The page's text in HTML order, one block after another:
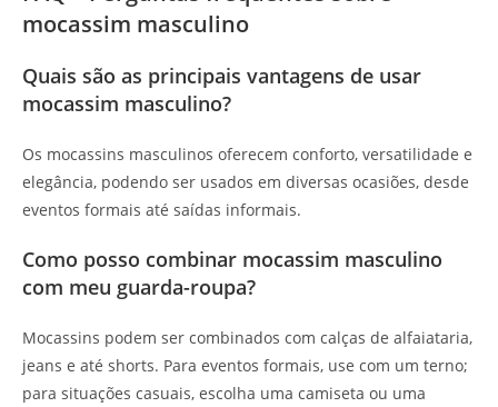
mocassim masculino
Quais são as principais vantagens de usar
mocassim masculino?
Os mocassins masculinos oferecem conforto, versatilidade e
elegância, podendo ser usados em diversas ocasiões, desde
eventos formais até saídas informais.
Como posso combinar mocassim masculino
com meu guarda-roupa?
Mocassins podem ser combinados com calças de alfaiataria,
jeans e até shorts. Para eventos formais, use com um terno;
para situações casuais, escolha uma camiseta ou uma